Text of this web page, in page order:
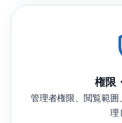
権限
管理者権限、閲覧範
理